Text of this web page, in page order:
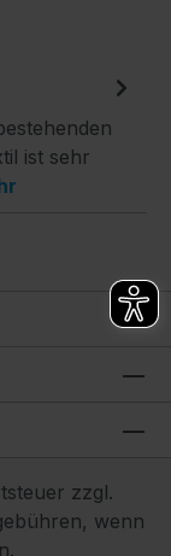
ist sehr
zzgl.
wenn